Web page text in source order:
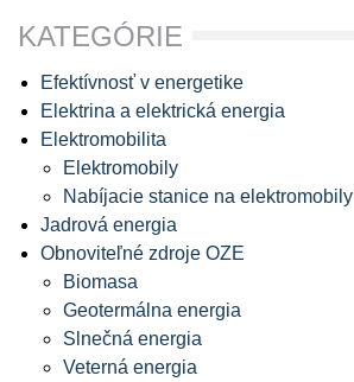
KATEGÓRIE
Efektívnosť v energetike
Elektrina a elektrická energia
Elektromobilita
Elektromobily
Nabíjacie stanice na elektromobily
Jadrová energia
Obnoviteľné zdroje OZE
Biomasa
Geotermálna energia
Slnečná energia
Veterná energia